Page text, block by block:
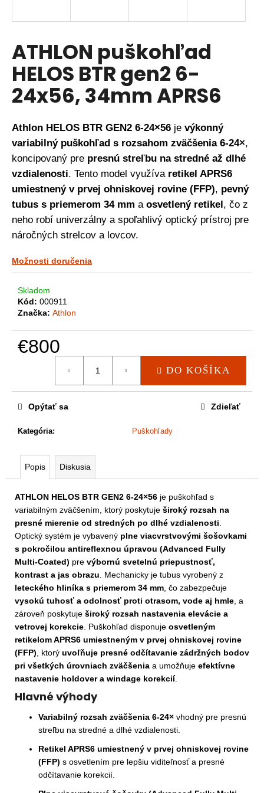
ATHLON puškohľad
HELOS BTR gen2 6-
24x56, 34mm APRS6
Athlon HELOS BTR GEN2 6-24×56 je výkonný
variabilný puškohľad s rozsahom zväčšenia 6-24×,
koncipovaný pre presnú streľbu na stredné až dlhé
vzdialenosti. Tento model využíva retikel APRS6
umiestnený v prvej ohniskovej rovine (FFP), pevný
tubus s priemerom 34 mm a osvetlený retikel, čo z
neho robí univerzálny a spoľahlivý optický prístroj pre
náročných strelcov a lovcov.
Možnosti doručenia
Skladom
Kód: 000911
Značka: Athlon
€800
DO KOŠÍKA
Kategória: Puškohľady
Opýtať sa Zdieľať
Popis Diskusia
ATHLON HELOS BTR GEN2 6-24×56 je puškohľad s
variabilným zväčšením, ktorý poskytuje široký rozsah na
presné mierenie od stredných po dlhé vzdialenosti
Optický systém je vybavený plne viacvrstvovými šošovkami
s pokročilou antireflexnou úpravou (Advanced Fully
Multi-Coated) pre výbornú svetelnú priepustnosť,
kontrast a jas obrazu . Mechanicky je tubus vyrobený z
leteckého hliníka s priemerom 34 mm , čo zabezpečuje
vysokú tuhosť a odolnosť proti otrasom, vode aj hmle , a
zároveň poskytuje široký rozsah nastavenia elevácie a
vetrovej korekcie . Puškohľad disponuje osvetleným
retikelom APRS6 umiestneným v prvej ohniskovej rovine
(FFP) , ktorý uvoľňuje presné odčítavanie zádržných bodov
pri všetkých úrovniach zväčšenia a umožňuje efektívne
nastavenie holdover a windage korekcií.
Hlavné výhody
Variabilný rozsah zväčšenia 6-24× vhodný pre presnú
streľbu na stredné a dlhé vzdialenosti.
Retikel APRS6 umiestnený v prvej ohniskovej rovine
(FFP) s osvetlením pre lepšiu viditeľnosť a presné
odčítavanie korekcií.
s
ť
?
HĽADAŤ
O
d
p
o
r
ú
č
a
e